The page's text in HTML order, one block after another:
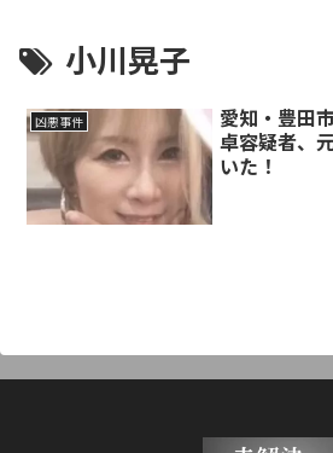
小川晃子
凶悪事件
愛知・豊田
卓容疑者、
いた！